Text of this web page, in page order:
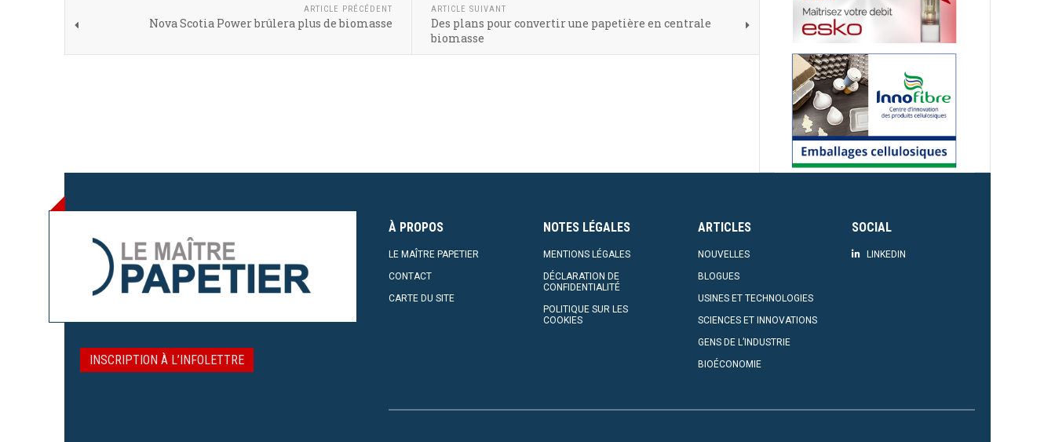
ARTICLE PRÉCÉDENT
Nova Scotia Power brûlera plus de biomasse
ARTICLE SUIVANT
Des plans pour convertir une papetière en centrale
biomasse
INSCRIPTION À L’INFOLETTRE
À PROPOS
LE MAÎTRE PAPETIER
CONTACT
CARTE DU SITE
NOTES LÉGALES
MENTIONS LÉGALES
DÉCLARATION DE
CONFIDENTIALITÉ
POLITIQUE SUR LES
COOKIES
ARTICLES
NOUVELLES
BLOGUES
USINES ET TECHNOLOGIES
SCIENCES ET INNOVATIONS
GENS DE L’INDUSTRIE
BIOÉCONOMIE
SOCIAL
LINKEDIN